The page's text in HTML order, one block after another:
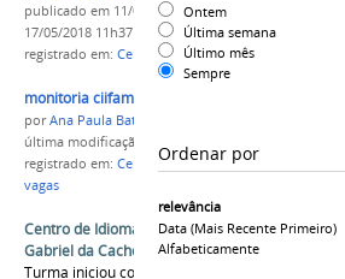
Ontem
Última semana
Último mês
Sempre
Ordenar por
relevância
Data (mais Recente Primeiro)
Alfabeticamente
publicado em 11/01/2017—última modificação
17/05/2018 11h37
registrado em: Centro de Idiomas,matrículas
monitoria ciifam.png
porAna Paula Batista
última modificação
registrado em: Centro de Idiomas ,DIREC
vagas
Centro de Idiomas oferta Nheengatu em São
Gabriel da Cachoeira
Turma iniciou com 15 alunos e tem carga